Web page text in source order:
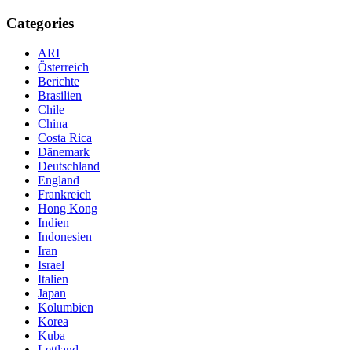
Categories
ARI
Österreich
Berichte
Brasilien
Chile
China
Costa Rica
Dänemark
Deutschland
England
Frankreich
Hong Kong
Indien
Indonesien
Iran
Israel
Italien
Japan
Kolumbien
Korea
Kuba